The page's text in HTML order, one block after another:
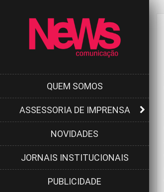
QUEM SOMOS
ASSESSORIA DE IMPRENSA
NOVIDADES
JORNAIS INSTITUCIONAIS
PUBLICIDADE